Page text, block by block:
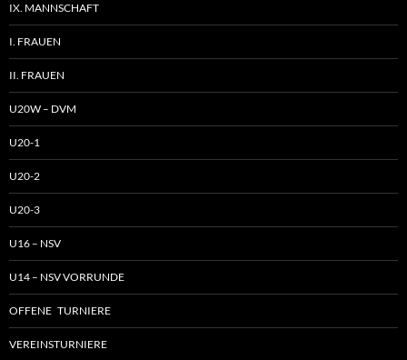
IX. MANNSCHAFT
I. FRAUEN
II. FRAUEN
U20W – DVM
U20-1
U20-2
U20-3
U16 – NSV
U14 – NSV VORRUNDE
OFFENE TURNIERE
VEREINSTURNIERE